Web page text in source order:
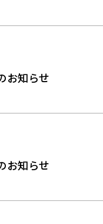
お知らせ
お知らせ